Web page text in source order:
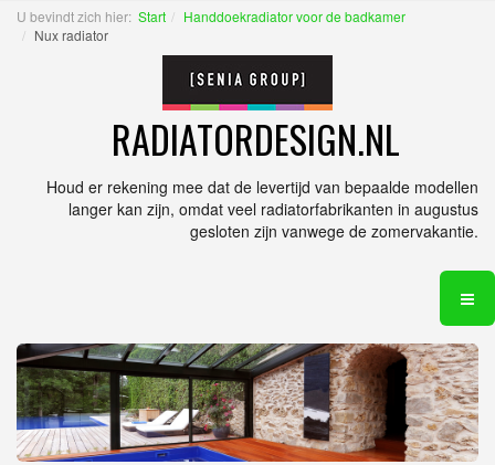
U bevindt zich hier: Start
Handdoekradiator voor de badkamer
Nux radiator
RADIATORDESIGN.NL
Houd er rekening mee dat de levertijd van bepaalde modellen
langer kan zijn, omdat veel radiatorfabrikanten in augustus
gesloten zijn vanwege de zomervakantie.